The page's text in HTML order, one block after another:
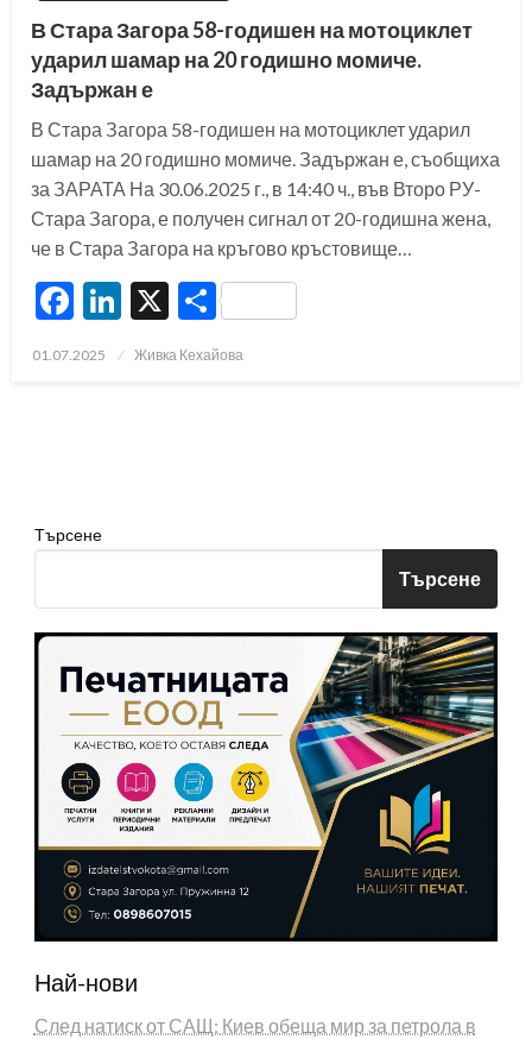
В Стара Загора 58-годишен на мотоциклет
ударил шамар на 20 годишно момиче.
Задържан е
В Стара Загора 58-годишен на мотоциклет ударил
шамар на 20 годишно момиче. Задържан е, съобщиха
за ЗАРАТА На 30.06.2025 г., в 14:40 ч., във Второ РУ-
Стара Загора, е получен сигнал от 20-годишна жена,
че в Стара Загора на кръгово кръстовище…
Facebook
LinkedIn
X Share
Posted
01.07.2025 Живка Кехайова
Търсене
Търсене
Най-нови
След натиск от САЩ: Киев обеща мир за петрола в